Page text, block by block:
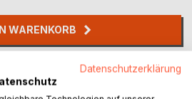
WARENKORB
Datenschutzerklärung